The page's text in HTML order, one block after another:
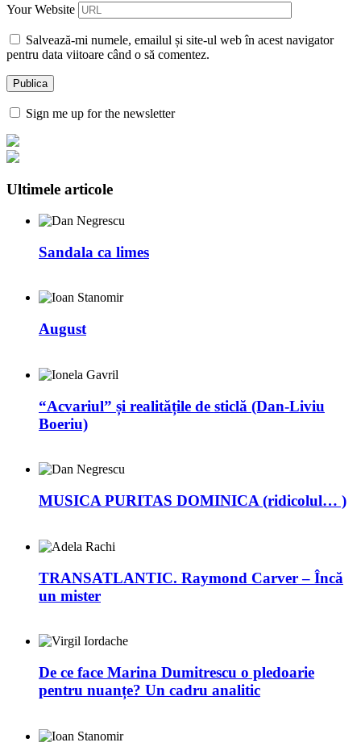
Your Website
Salvează-mi numele, emailul și site-ul web în acest navigator
pentru data viitoare când o să comentez.
Sign me up for the newsletter
Ultimele articole
Sandala ca limes
August
“Acvariul” și realitățile de sticlă (Dan-Liviu
Boeriu)
MUSICA PURITAS DOMINICA (ridicolul… )
TRANSATLANTIC. Raymond Carver – Încă
un mister
De ce face Marina Dumitrescu o pledoarie
pentru nuanțe? Un cadru analitic